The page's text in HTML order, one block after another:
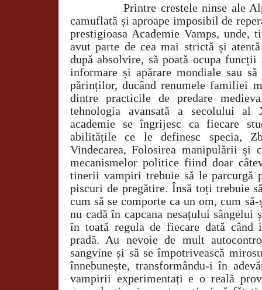
Printre crestele ninse ale
camuflată și aproape imposibil de
prestigioasa Academie Vamps, unde,
avut parte de cea mai strictă și
după absolvire, să poată ocupa
informare și apărare mondiale sau
părinților, ducând renumele familiei
dintre practicile de predare
tehnologia avansată a secolului
academie se îngrijesc ca fiecare
abilitățile ce le definesc specia,
Vindecarea, Folosirea manipulării și
mecanismelor politice fiind doar
tinerii vampiri trebuie să le parcurgă
piscuri de pregătire. Însă toți trebuie
cum să se comporte ca un om, cum
nu cadă în capcana nesațului sângelui
în toată regula de fiecare dată când
pradă. Au nevoie de mult
sangvine și să se împotrivească
înnebunește, transformându-i în
vampirii experimentați e o reală